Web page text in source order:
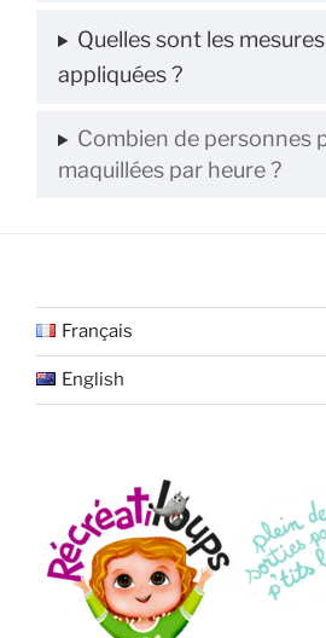
Quelles sont les
appliquées ?
Combien de personnes
maquillées par heure ?
Français
English